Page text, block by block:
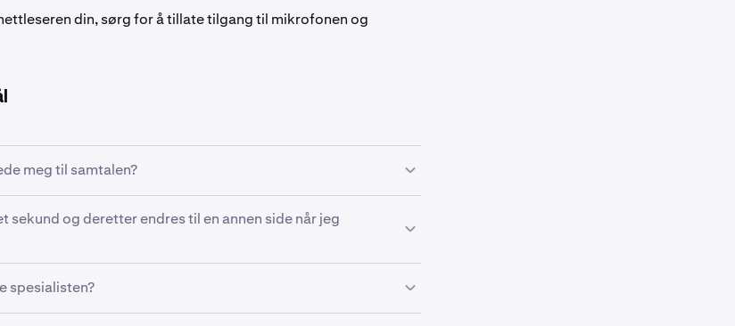
din, sørg for å tillate tilgang til mikrofonen og
meg til samtalen?
utstedt bilde-ID for hånden før samtalen starter.
enmaskinvaresikkerhetsnøkkel
moderne nettleser som støtter Zoom-nettklientenher. Hvis
sekund og deretter endres til en annen side når jeg
til deg for mer enn tre dager siden og har utløpt. Vennligst
ved å svare i e-posttråden.
spesialisten?